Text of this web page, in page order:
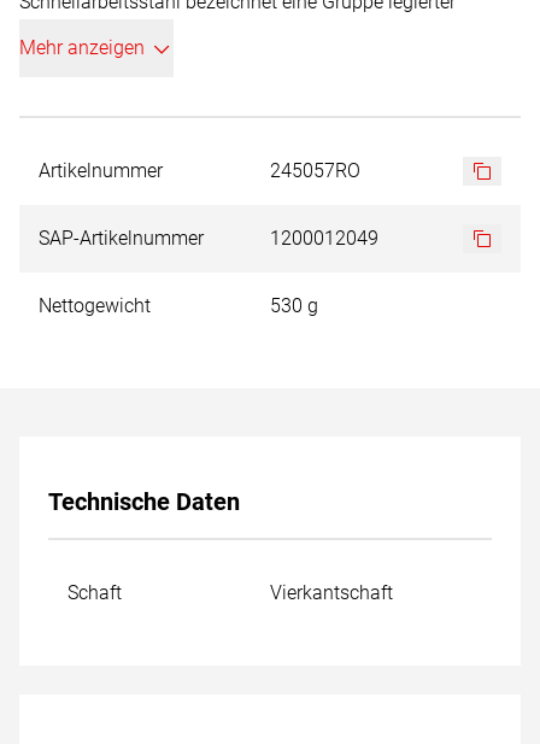
Werkzeugstähle mit bis zu 2,06% Kohlenstoffgehalt und bis
Verschleißfestigkeit sowie eine Warmfestigkeit bis 600°C
Schwingungen, die bei den härteren Schneidwerkstoffen
Abbildung schematisch. Kleinere Durchmesser können
Mehr anzeigen
Artikelnummer 245057RO
SAP-Artikelnummer 1200012049
Nettogewicht 530 g
Technische Daten
Schaft Vierkantschaft